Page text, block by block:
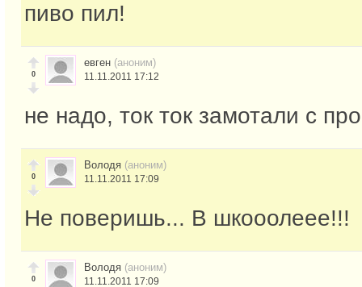
пиво пил!
0
евген (аноним)
11.11.2011 17:12
не надо, ток ток замотали с
0
Володя (аноним)
11.11.2011 17:09
Не поверишь... В шкооолеее!!!
0
Володя (аноним)
11.11.2011 17:09